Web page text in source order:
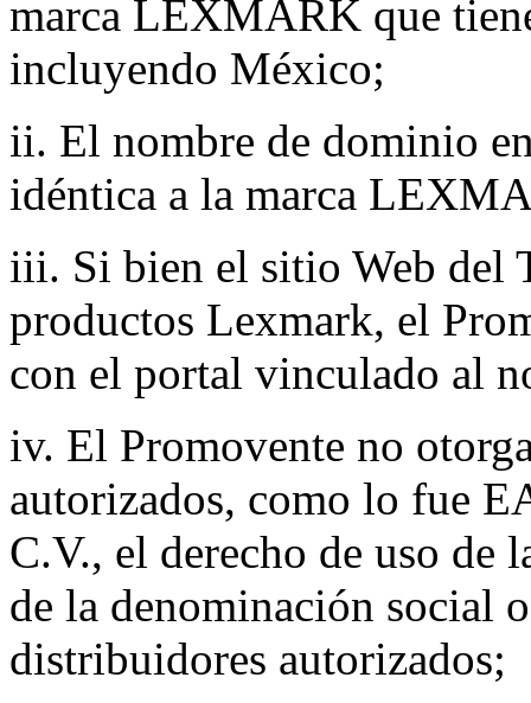
marca LEXMARK que
incluyendo México;
ii. El nombre de dominio
idéntica a la marca
iii. Si bien el sitio Web del
productos Lexmark, el
con el portal vinculado al
iv. El Promovente no
autorizados, como lo fue
C.V., el derecho de uso
de la denominación social
distribuidores autorizados;